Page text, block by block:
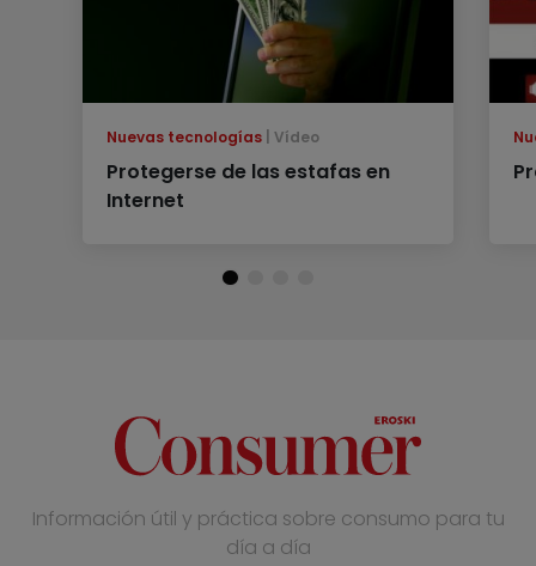
Nuevas tecnologías Vídeo
Protegerse de las estafas en
Internet
Información útil y práctica sobre consumo para tu
día a día